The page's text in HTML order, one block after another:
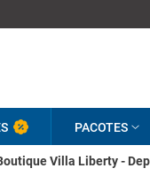
PACOTES
Villa Liberty -